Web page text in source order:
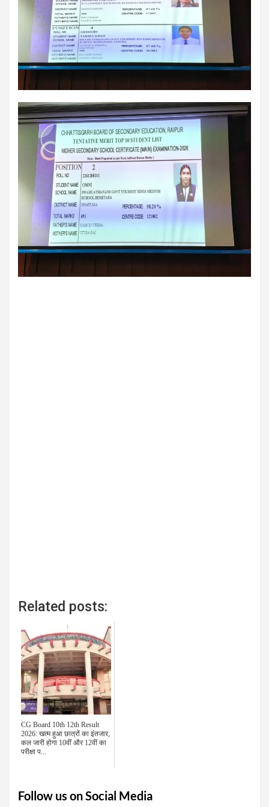
Related posts:
CG Board 10th 12th Result
2026: खत्म हुआ छात्रों का इंतजार,
कल जारी होगा 10वीं और 12वीं का
परीक्षा प...
Follow us on Social Media